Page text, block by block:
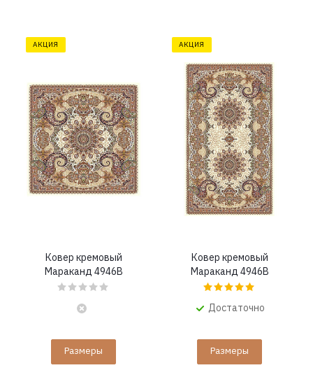
АКЦИЯ
Ковер кремовый
Мараканд 4946B
Размеры
АКЦИЯ
Ковер кремовый
Мараканд 4946B
Достаточно
Размеры